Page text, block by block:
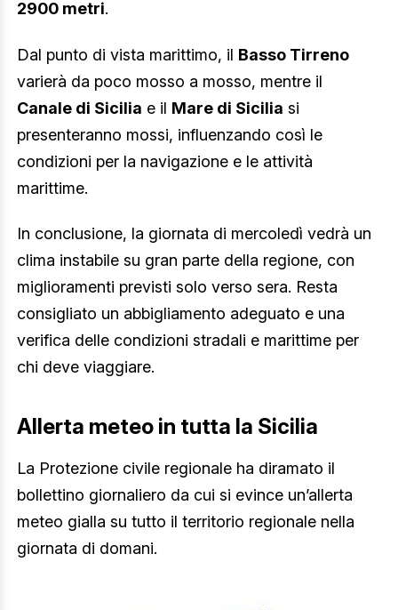
2900 metri.
Dal punto di vista marittimo, il Basso Tirreno
varierà da poco mosso a mosso, mentre il
Canale di Sicilia e il Mare di Sicilia si
presenteranno mossi, influenzando così le
condizioni per la navigazione e le attività
marittime.
In conclusione, la giornata di mercoledì vedrà un
clima instabile su gran parte della regione, con
miglioramenti previsti solo verso sera. Resta
consigliato un abbigliamento adeguato e una
verifica delle condizioni stradali e marittime per
chi deve viaggiare.
Allerta meteo in tutta la Sicilia
La Protezione civile regionale ha diramato il
bollettino giornaliero da cui si evince un’allerta
meteo gialla su tutto il territorio regionale nella
giornata di domani.